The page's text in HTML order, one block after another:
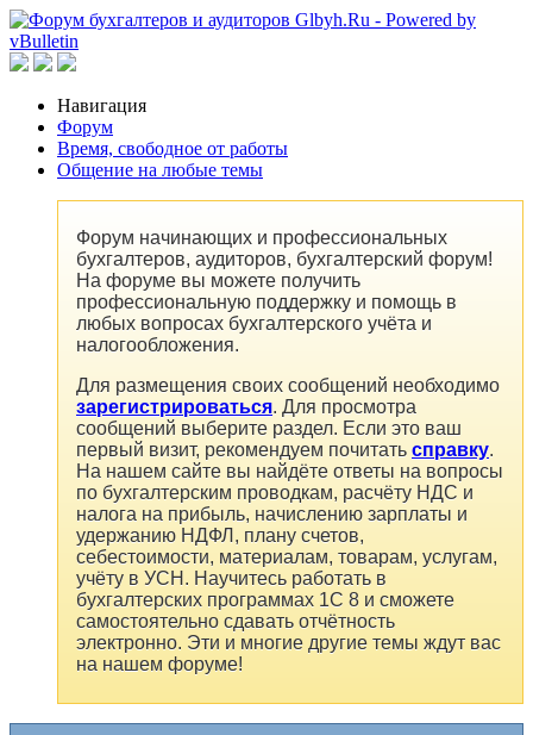
Навигация
Форум
Время, свободное от работы
Общение на любые темы
Форум начинающих и профессиональных
бухгалтеров, аудиторов, бухгалтерский форум!
На форуме вы можете получить
профессиональную поддержку и помощь в
любых вопросах бухгалтерского учёта и
налогообложения.
Для размещения своих сообщений необходимо
зарегистрироваться. Для просмотра
сообщений выберите раздел. Если это ваш
первый визит, рекомендуем почитать справку.
На нашем сайте вы найдёте ответы на вопросы
по бухгалтерским проводкам, расчёту НДС и
налога на прибыль, начислению зарплаты и
удержанию НДФЛ, плану счетов,
себестоимости, материалам, товарам, услугам,
учёту в УСН. Научитесь работать в
бухгалтерских программах 1С 8 и сможете
самостоятельно сдавать отчётность
электронно. Эти и многие другие темы ждут вас
на нашем форуме!